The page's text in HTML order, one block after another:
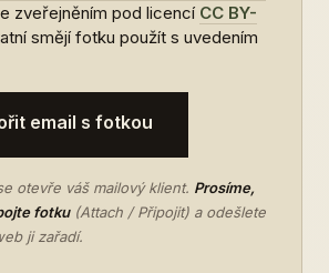
zveřejněním pod licencí CC BY-
smějí fotku použít s uvedením
email s fotkou
otevře váš mailový klient. Prosíme,
fotku(Attach / Připojit) a odešlete
ji zařadí.